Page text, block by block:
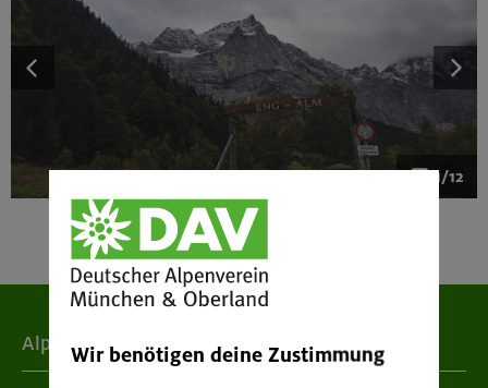
1/12
AlpenvereinWir benötigen deine Zustimmung